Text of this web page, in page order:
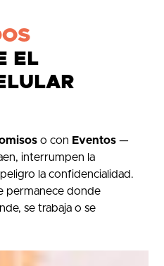
EL
o con Eventos —
interrumpen la
la confidencialidad.
permanece donde
se trabaja o se